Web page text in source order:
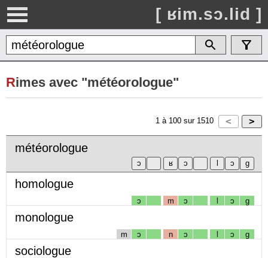
[ ʁim.sɔ.lid ]
Rimes avec "météorologue"
1 à 100 sur 1510
météorologue
homologue
ɔ m ɔ l ɔ g
monologue
m ɔ n ɔ l ɔ g
sociologue